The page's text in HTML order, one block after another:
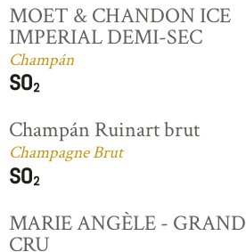
MOET & CHANDON ICE
IMPERIAL DEMI-SEC
Champán
Champán Ruinart brut
Champagne Brut
MARIE ANGÈLE - GRAND
CRU